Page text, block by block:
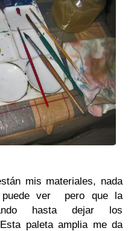
nada
ver pero que la
hasta dejar los
paleta amplia me da